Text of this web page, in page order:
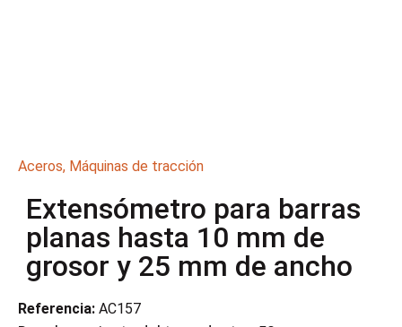
Aceros, Máquinas de tracción
Extensómetro para barras
planas hasta 10 mm de
grosor y 25 mm de ancho
Referencia: AC157